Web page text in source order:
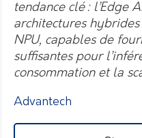
tendance clé : l’Edge
architectures hybrides
NPU, capables de
suffisantes pour
consommation et la
Advantech